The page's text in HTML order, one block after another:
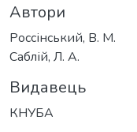
Автори
Россінський, В. М.
Саблій, Л. А.
Видавець
КНУБА